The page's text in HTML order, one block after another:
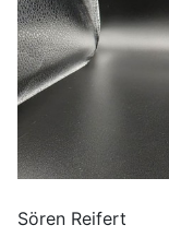
Sören Reifert